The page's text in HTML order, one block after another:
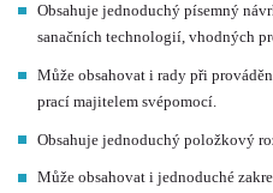
Obsahuje jednoduchý písemný
sanačních technologií, vhodných
Může obsahovat i rady při
prací majitelem svépomocí.
Obsahuje jednoduchý položkový
Může obsahovat i jednoduché